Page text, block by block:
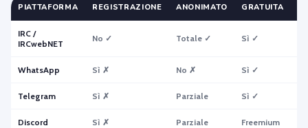
PIATTAFORMA REGISTRAZIONE ANONIMATO GRATUITA
IRC /
IRCwebNET
No ✓ Totale ✓ Sì ✓
WhatsApp Sì ✗ No ✗ Sì ✓
Telegram Sì ✗ Parziale Sì ✓
Discord Sì ✗ Parziale Freemium